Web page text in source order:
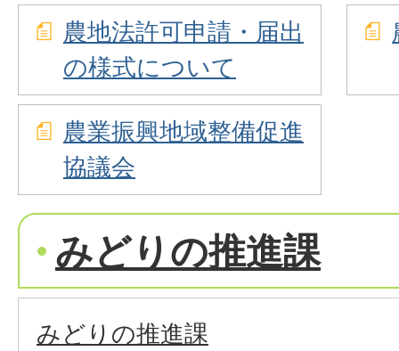
農地法許可申請・届出
の様式について
農業振興地域整備促進
協議会
みどりの推進課
みどりの推進課